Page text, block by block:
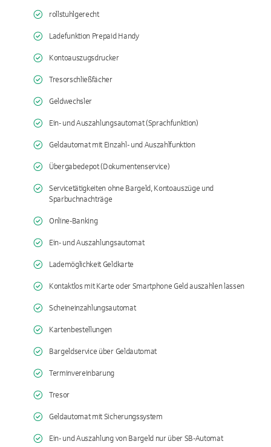
rollstuhlgerecht
Ladefunktion Prepaid Handy
Kontoauszugsdrucker
Tresorschließfächer
Geldwechsler
Ein- und Auszahlungsautomat (Sprachfunktion)
Geldautomat mit Einzahl- und Auszahlfunktion
Übergabedepot (Dokumentenservice)
Servicetätigkeiten ohne Bargeld, Kontoauszüge und
Sparbuchnachträge
Online-Banking
Ein- und Auszahlungsautomat
Lademöglichkeit Geldkarte
Kontaktlos mit Karte oder Smartphone Geld auszahlen lassen
Scheineinzahlungsautomat
Kartenbestellungen
Bargeldservice über Geldautomat
Terminvereinbarung
Tresor
Geldautomat mit Sicherungssystem
Ein- und Auszahlung von Bargeld nur über SB-Automat